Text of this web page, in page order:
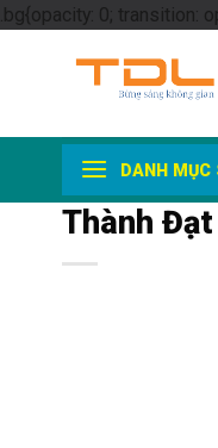
.bg{opacity: 0; transition:
DANH MỤC
Thành Đạt